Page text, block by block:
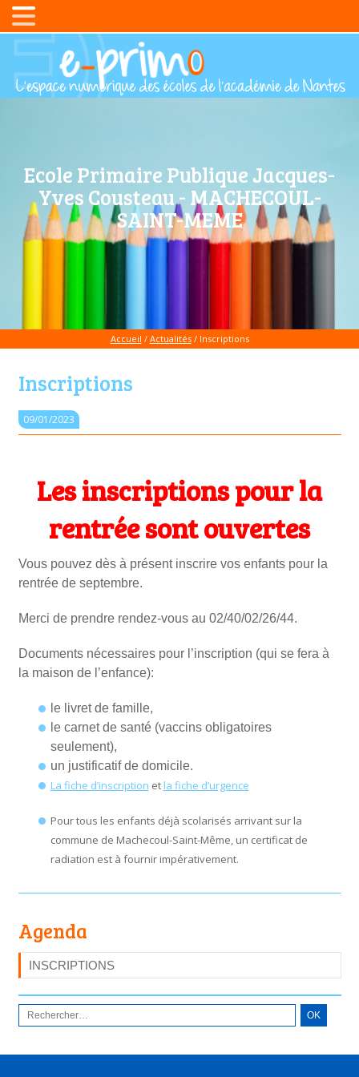
Ecole Primaire Publique Jacques-
Yves Cousteau - MACHECOUL-
SAINT-MEME
Accueil / Actualités/ Inscriptions
Inscriptions
09/01/2023
Les inscriptions pour la
rentrée sont ouvertes
Vous pouvez dès à présent inscrire vos enfants pour la
rentrée de septembre.
Merci de prendre rendez-vous au 02/40/02/26/44.
Documents nécessaires pour l’inscription (qui se fera à
la maison de l’enfance):
le livret de famille,
le carnet de santé (vaccins obligatoires
seulement),
un justificatif de domicile.
La fiche d’inscription et la fiche d’urgence
Pour tous les enfants déjà scolarisés arrivant sur la
commune de Machecoul-Saint-Même, un certificat de
radiation est à fournir impérativement.
Agenda
INSCRIPTIONS